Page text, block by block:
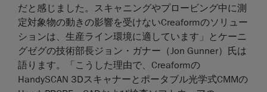
だと感じました。スキャニングやプロービング中に測
定対象物の動きの影響を受けないCreaformのソリュー
ションは、生産ライン環境に適しています」とケーニ
グゼグの技術部長ジョン・ガナー（Jon Gunner）氏は
語ります。「こうした理由で、Creaformの
HandySCAN 3Dスキャナーとポータブル光学式CMMの